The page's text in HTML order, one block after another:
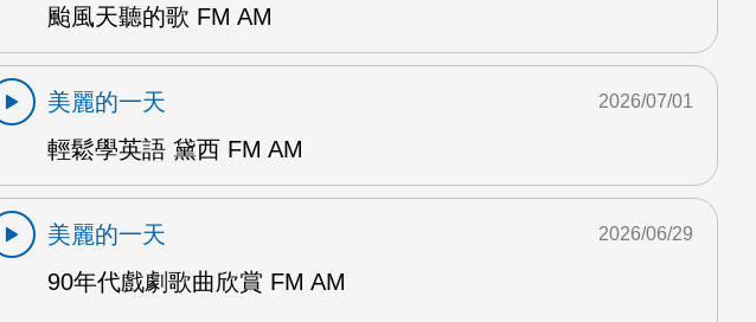
颱風天聽的歌 FM AM
美麗的一天
輕鬆學英語 黛西 FM AM
2026/07/01
美麗的一天
90年代戲劇歌曲欣賞 FM AM
2026/06/29